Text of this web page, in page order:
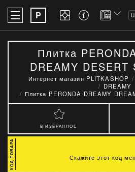
P
Плитка
DREAMY DESERT
Интернет магазин PLITKASHOP
DREAMY
Плитка PERONDA DREAMY
В ИЗБРАННОЕ
Скажите этот код